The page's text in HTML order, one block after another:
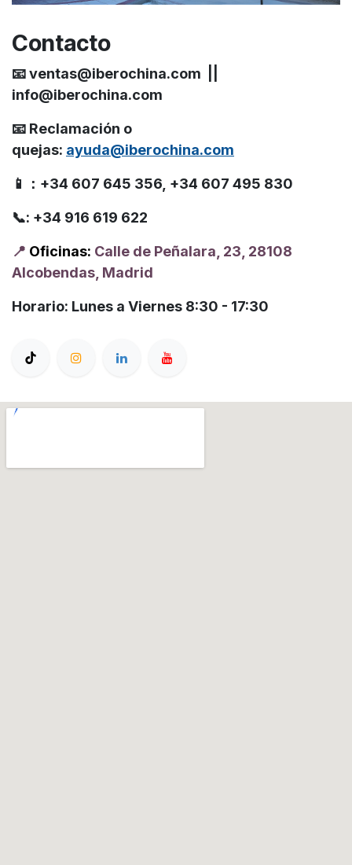
Contacto
📧 ventas@iberochina.com ||
info@iberochina.com
📧 Reclamación o
quejas: ayuda@iberochina.com
📱：+34 607 645 356, +34 607 495 830
📞: +34 916 619 622
📍 Oficinas: Calle de Peñalara, 23, 28108
Alcobendas, Madrid
Horario: Lunes a Viernes 8:30 - 17:30